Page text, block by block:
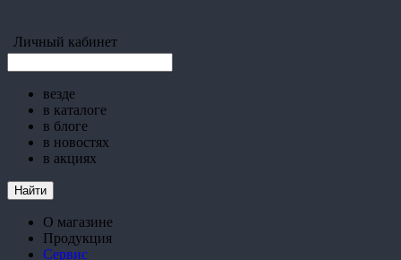
Личный кабинет
везде
в каталоге
в блоге
в новостях
в акциях
Найти
О магазине
Продукция
Сервис